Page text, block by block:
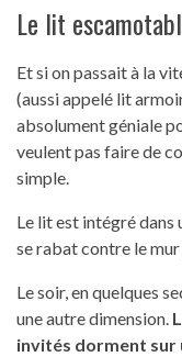
Le lit
Et si on passait à la
(aussi appelé lit
absolument géniale
veulent pas faire de
simple.
Le lit est intégré dans
se rabat contre le
Le soir, en quelques
une autre dimension.
invités dorment sur